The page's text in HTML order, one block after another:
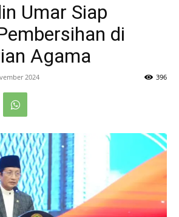
Umar Siap
di
Agama
2024 396